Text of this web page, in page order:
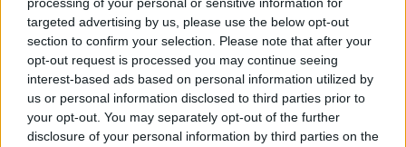
targeted advertising by us, please use the below opt-out
section to confirm your selection. Please note that after your
opt-out request is processed you may continue seeing
interest-based ads based on personal information utilized by
us or personal information disclosed to third parties prior to
your opt-out. You may separately opt-out of the further
disclosure of your personal information by third parties on the
Όροι Χρήσης
. Το site προστατεύεται από reCAPTCHA, ισχύουν
Πολιτική Απορρήτου&Όροι Χρήσηςτης Google.
Διεθνή
ΗΠΑ
ΚΥΡΩΣΕΙΣ ΡΩΣΙΑ
Share: